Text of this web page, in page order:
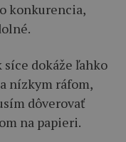
konkurencia,
síce dokáže ľahko
nízkym ráfom,
dôverovať
na papieri.